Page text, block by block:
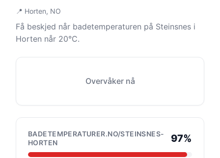
📍 Horten, NO
Få beskjed når badetemperaturen på Steinsnes i
Horten når 20°C.
Overvåker nå
BADETEMPERATURER.NO/STEINSNES-
HORTEN
97%